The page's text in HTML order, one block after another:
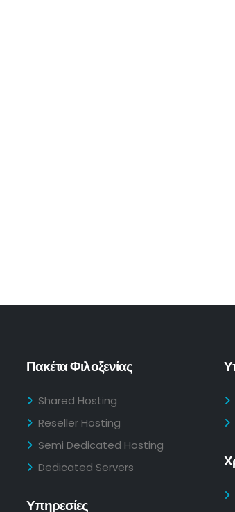
Πακέτα Φιλοξενίας
Shared Hosting
Reseller Hosting
Semi Dedicated Hosting
Dedicated Servers
Υπηρεσίες